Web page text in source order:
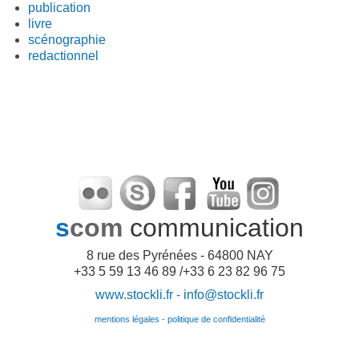
publication
livre
scénographie
redactionnel
scom communication
8 rue des Pyrénées - 64800 NAY
+33 5 59 13 46 89 /+33 6 23 82 96 75
www.stockli.fr - info@stockli.fr
mentions légales - politique de confidentialité